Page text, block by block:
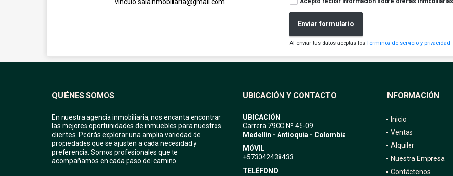
vinculo.salainmobiliaria@gmail.com
Acepto recibir información sobre ofertas inmobiliarias
Enviar formulario
Al enviar tus datos aceptas losTérminos de servicio y privacidad
QUIÉNES SOMOS
En nuestra agencia inmobiliaria, nos encanta encontrar
las mejores oportunidades de inmuebles para nuestros
clientes. Podrás explorar una amplia variedad de
propiedades que se ajusten a cada necesidad y
preferencia. Somos profesionales que te
acompañamos en cada paso del camino.
UBICACIÓN Y CONTACTO
UBICACIÓN
Carrera 79CC Nº 45-09
Medellín - Antioquia - Colombia
MÓVIL
+573042438433
TELÉFONO
INFORMACIÓN
Inicio
Ventas
Alquiler
Nuestra Empresa
Contáctenos